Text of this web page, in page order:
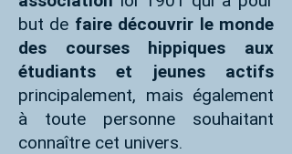
but de faire découvrir le monde
des courses hippiques aux
étudiants et jeunes actifs
principalement, mais également
à toute personne souhaitant
connaître cet univers.